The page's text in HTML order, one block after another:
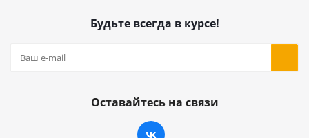
Будьте всегда в курсе!
Оставайтесь на связи